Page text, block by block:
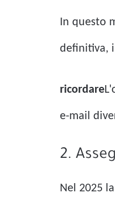
In questo
definitiva,
ricordare
e-mail
2.
Nel 2025